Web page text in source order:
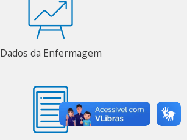
Dados da Enfermagem